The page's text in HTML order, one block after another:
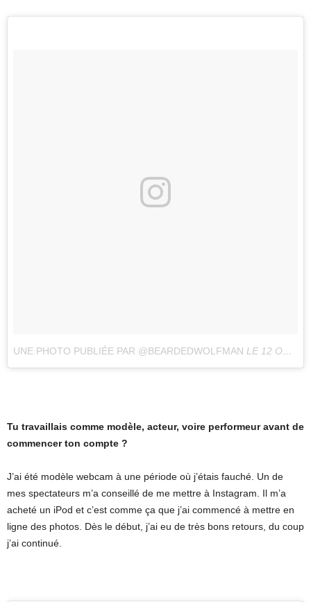
UNE PHOTO PUBLIÉE PAR @BEARDEDWOLFMAN LE 12 OCT. 2016 À 8H36 PDT
Tu travaillais comme modèle, acteur, voire performeur avant de
commencer ton compte ?
J’ai été modèle webcam à une période où j’étais fauché. Un de
mes spectateurs m’a conseillé de me mettre à Instagram. Il m’a
acheté un iPod et c’est comme ça que j’ai commencé à mettre en
ligne des photos. Dès le début, j’ai eu de très bons retours, du coup
j’ai continué.